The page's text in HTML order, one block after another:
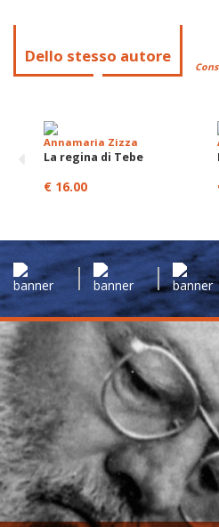
Dello stesso autore
Annamaria Zizza
La regina di Tebe
€ 16.00